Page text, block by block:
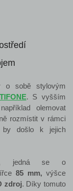
o sobě stylovým
TIFONE. S vyšším
olemovat
rozmístit v rámci
by došlo k jejich
jedná se o
85 mm, výšce
zdroj. Díky tomuto